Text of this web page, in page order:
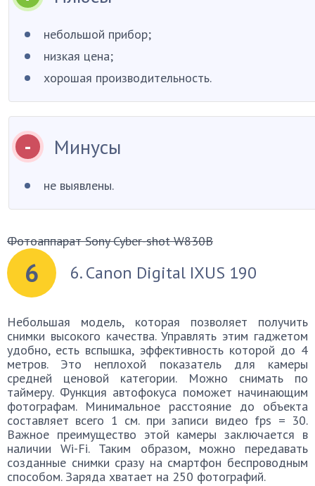
небольшой прибор;
низкая цена;
хорошая производительность.
Минусы
не выявлены.
Фотоаппарат Sony Cyber-shot W830B
6 6. Canon Digital IXUS 190
Небольшая модель, которая позволяет получить
снимки высокого качества. Управлять этим гаджетом
удобно, есть вспышка, эффективность которой до 4
метров. Это неплохой показатель для камеры
средней ценовой категории. Можно снимать по
таймеру. Функция автофокуса поможет начинающим
фотографам. Минимальное расстояние до объекта
составляет всего 1 см. при записи видео fps = 30.
Важное преимущество этой камеры заключается в
наличии Wi-Fi. Таким образом, можно передавать
созданные снимки сразу на смартфон беспроводным
способом. Заряда хватает на 250 фотографий.